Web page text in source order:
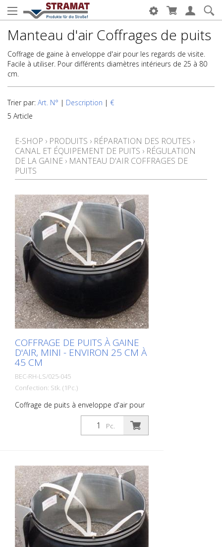
Manteau d'air Coffrages de puits
Coffrage de gaine à enveloppe d'air pour les regards de visite.
Facile à utiliser. Pour différents diamètres intérieurs de 25 à 80
cm.
Trier par: Art. N° | Description | €
5 Article
E-SHOP › PRODUITS › RÉPARATION DES ROUTES ›
CANAL ET ÉQUIPEMENT DE PUITS › RÉGULATION
DE LA GAINE › MANTEAU D'AIR COFFRAGES DE
PUITS
COFFRAGE DE PUITS À GAINE
D'AIR, MINI - ENVIRON 25 CM À
45 CM
BEC-RH-LS/025-045
Confection: Stk. (1Pc.)
Coffrage de puits à enveloppe d'air pour
avaloirs de rue d'un diamètre intérieur
d'environ 25 cm à environ 45 cm
Pc.